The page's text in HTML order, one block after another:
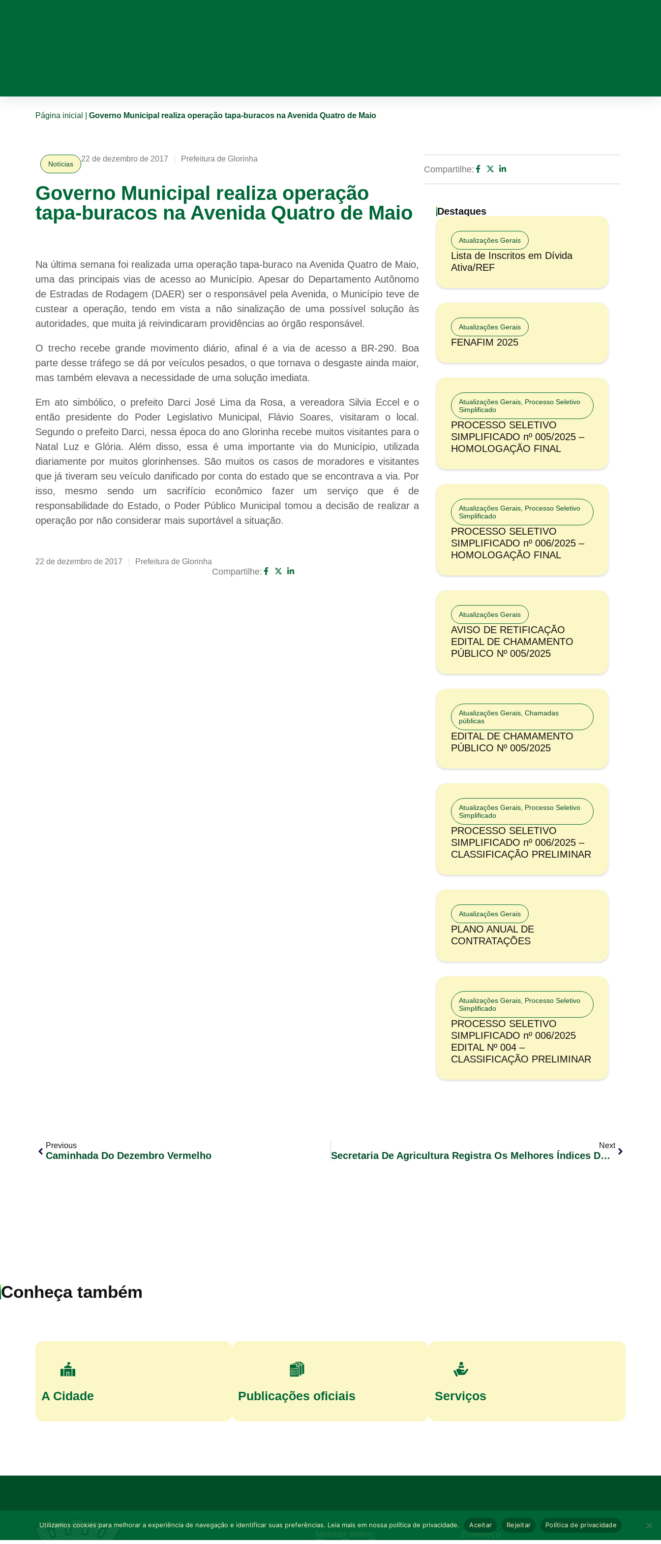
Página inicial Governo Municipal realiza operação tapa-buracos na Avenida Quatro de Maio
Notícias
22 de dezembro de 2017 Prefeitura de Glorinha
Governo Municipal realiza operação
tapa-buracos na Avenida Quatro de Maio
Na última semana foi realizada uma operação tapa-buraco na Avenida Quatro de Maio,
uma das principais vias de acesso ao Município. Apesar do Departamento Autônomo
de Estradas de Rodagem (DAER) ser o responsável pela Avenida, o Município teve de
custear a operação, tendo em vista a não sinalização de uma possível solução às
autoridades, que muita já reivindicaram providências ao órgão responsável.
O trecho recebe grande movimento diário, afinal é a via de acesso a BR-290. Boa
parte desse tráfego se dá por veículos pesados, o que tornava o desgaste ainda maior,
mas também elevava a necessidade de uma solução imediata.
Em ato simbólico, o prefeito Darci José Lima da Rosa, a vereadora Silvia Eccel e o
então presidente do Poder Legislativo Municipal, Flávio Soares, visitaram o local.
Segundo o prefeito Darci, nessa época do ano Glorinha recebe muitos visitantes para o
Natal Luz e Glória. Além disso, essa é uma importante via do Município, utilizada
diariamente por muitos glorinhenses. São muitos os casos de moradores e visitantes
que já tiveram seu veículo danificado por conta do estado que se encontrava a via. Por
isso, mesmo sendo um sacrifício econômico fazer um serviço que é de
responsabilidade do Estado, o Poder Público Municipal tomou a decisão de realizar a
operação por não considerar mais suportável a situação.
22 de dezembro de 2017 Prefeitura de Glorinha
Compartilhe:
Compartilhe:
Destaques
Atualizações Gerais
Lista de Inscritos em Dívida
Ativa/REF
Atualizações Gerais
FENAFIM 2025
Atualizações Gerais Processo Seletivo
Simplificado
PROCESSO SELETIVO
SIMPLIFICADO nº 005/2025 –
HOMOLOGAÇÃO FINAL
Atualizações Gerais Processo Seletivo
Simplificado
PROCESSO SELETIVO
SIMPLIFICADO nº 006/2025 –
HOMOLOGAÇÃO FINAL
Atualizações Gerais
AVISO DE RETIFICAÇÃO
EDITAL DE CHAMAMENTO
PÚBLICO Nº 005/2025
Atualizações Gerais Chamadas
públicas
EDITAL DE CHAMAMENTO
PÚBLICO Nº 005/2025
Atualizações Gerais Processo Seletivo
Simplificado
PROCESSO SELETIVO
SIMPLIFICADO nº 006/2025 –
CLASSIFICAÇÃO PRELIMINAR
Atualizações Gerais
PLANO ANUAL DE
CONTRATAÇÕES
Atualizações Gerais Processo Seletivo
Simplificado
PROCESSO SELETIVO
SIMPLIFICADO nº 006/2025
EDITAL Nº 004 –
CLASSIFICAÇÃO PRELIMINAR
Previous
Caminhada Do Dezembro Vermelho
Next
Secretaria De Agricultura Registra Os Melhores Índices De Sua História Em 2017
Conheça também
A Cidade Publicações oficiais Serviços
Endereço
Utilizamos cookies para melhorar a experiência de navegação e identificar suas preferências. Leia mais em nossa política de privacidade. Aceitar Rejeitar Política de privacidade